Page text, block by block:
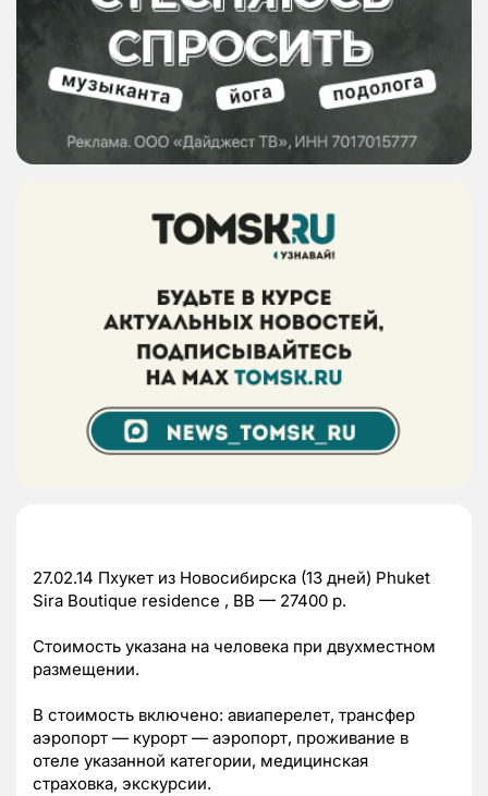
27.02.14 Пхукет из Новосибирска (13 дней) Phuket
Sira Boutique residence , BB — 27400 р.
Стоимость указана на человека при двухместном
размещении.
В стоимость включено: авиаперелет, трансфер
аэропорт — курорт — аэропорт, проживание в
отеле указанной категории, медицинская
страховка, экскурсии.